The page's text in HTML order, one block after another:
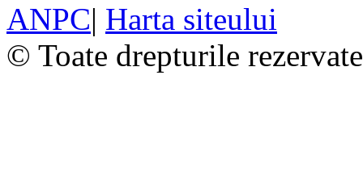
ANPC| Harta siteului
© Toate drepturile